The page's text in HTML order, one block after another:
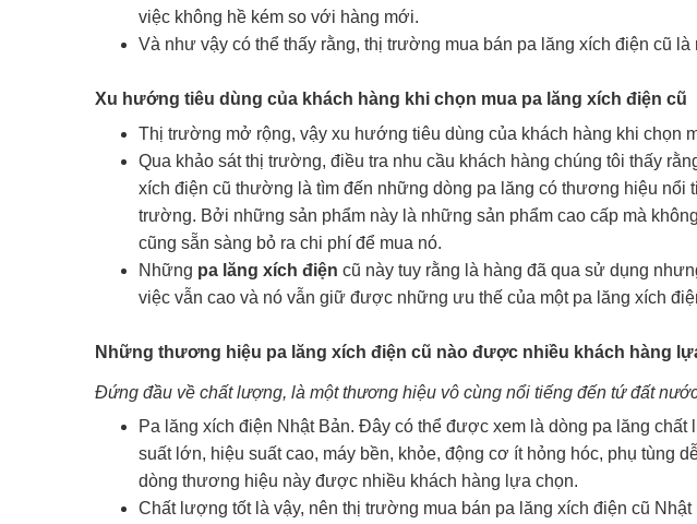
việc không hề kém so với hàng mới.
Và như vậy có thể thấy rằng, thị trường mua bán pa lăng xích điện cũ
Xu hướng tiêu dùng của khách hàng khi chọn mua pa lăng xích điện cũ
Thị trường mở rộng, vậy xu hướng tiêu dùng của khách hàng khi chọn
Qua khảo sát thị trường, điều tra nhu cầu khách hàng chúng tôi thấy
xích điện cũ thường là tìm đến những dòng pa lăng có thương hiệu nổi
trường. Bởi những sản phẩm này là những sản phẩm cao cấp mà
cũng sẵn sàng bỏ ra chi phí để mua nó.
Những pa lăng xích điện cũ này tuy rằng là hàng đã qua sử dụng
việc vẫn cao và nó vẫn giữ được những ưu thế của một pa lăng xích
Những thương hiệu pa lăng xích điện cũ nào được nhiều khách hàng
Đứng đầu về chất lượng, là một thương hiệu vô cùng nổi tiếng đến tứ đất
Pa lăng xích điện Nhật Bản. Đây có thể được xem là dòng pa lăng
suất lớn, hiệu suất cao, máy bền, khỏe, động cơ ít hỏng hóc, phụ tùng
dòng thương hiệu này được nhiều khách hàng lựa chọn.
Chất lượng tốt là vậy, nên thị trường mua bán pa lăng xích điện cũ